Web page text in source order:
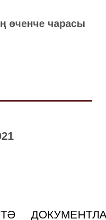
өченче чарасы